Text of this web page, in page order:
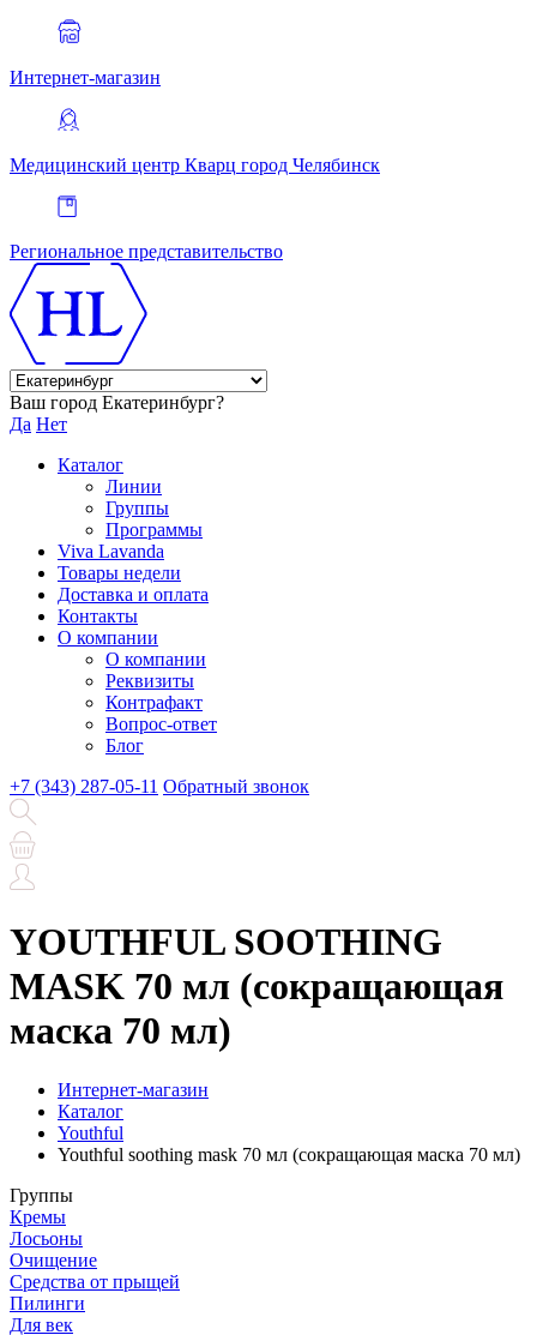
Интернет-магазин
Медицинский центр Кварц город Челябинск
Региональное представительство
Ваш город Екатеринбург?
Да Нет
Каталог
Линии
Группы
Программы
Viva Lavanda
Товары недели
Доставка и оплата
Контакты
О компании
О компании
Реквизиты
Контрафакт
Вопрос-ответ
Блог
+7 (343) 287-05-11 Обратный звонок
YOUTHFUL SOOTHING
MASK 70 мл (сокращающая
маска 70 мл)
Интернет-магазин
Каталог
Youthful
Youthful soothing mask 70 мл (сокращающая маска 70 мл)
Группы
Кремы
Лосьоны
Очищение
Средства от прыщей
Пилинги
Для век